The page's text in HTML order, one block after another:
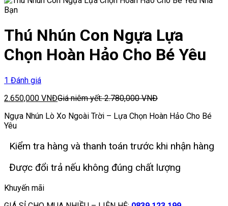
Thú Nhún Con Ngựa Lựa
Chọn Hoàn Hảo Cho Bé Yêu
1 Đánh giá
2.650,000 VNĐGiá niêm yết:2.780,000VNĐ
Ngựa Nhún Lò Xo Ngoài Trời – Lựa Chọn Hoàn Hảo Cho Bé
Yêu
Kiểm tra hàng và thanh toán trước khi nhận hàng
Được đổi trả nếu không đúng chất lượng
Khuyến mãi